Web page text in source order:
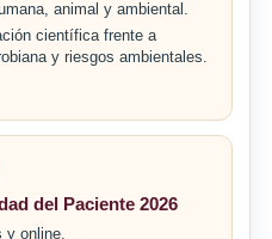
animal y ambiental.
científica frente a
y riesgos ambientales.
del Paciente 2026
y online.